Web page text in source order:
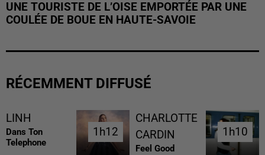
UNE TOURISTE DE L’OISE EMPORTÉE PAR UNE
COULÉE DE BOUE EN HAUTE-SAVOIE
RÉCEMMENT DIFFUSÉ
LINH
Dans Ton
Telephone
1h12
1h12
CHARLOTTE
CARDIN
Feel Good
1h10
1h10